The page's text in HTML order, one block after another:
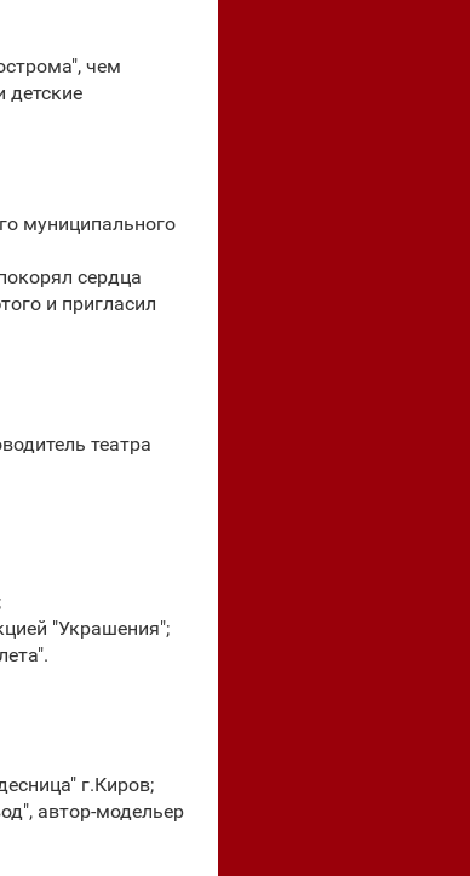
чем
детские
муниципального
сердца
и пригласил
театра
"Украшения";
г.Киров;
автор-модельер